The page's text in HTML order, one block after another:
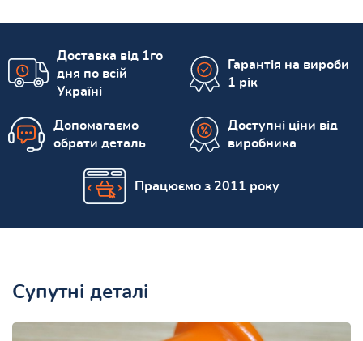
Доставка від 1го
дня по всій
Україні
Гарантія на вироби
1 рік
Допомагаємо
обрати деталь
Доступні ціни від
виробника
Працюємо з 2011 року
Супутні деталі